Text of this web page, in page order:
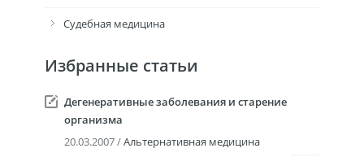
Судебная медицина
Избранные статьи
Дегенеративные заболевания и старение
организма
20.03.2007 /Альтернативная медицина